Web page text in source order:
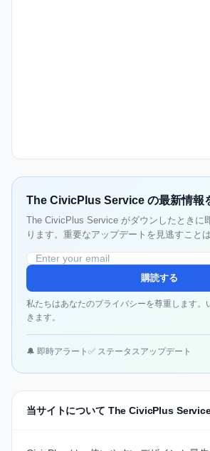
The CivicPlus Service の最新情報
The CivicPlus Service がダウンしたときに
ります。重要なアップデートを見逃すこと
購読する
私たちはあなたのプライバシーを尊重します。
きます。
🔔 即時アラート ✅ ステータスアップデート
当サイトについて The CivicPlus